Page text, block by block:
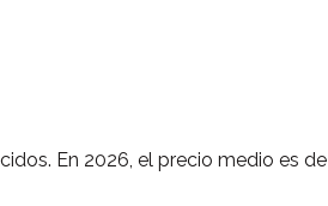
En 2026, el precio medio es de